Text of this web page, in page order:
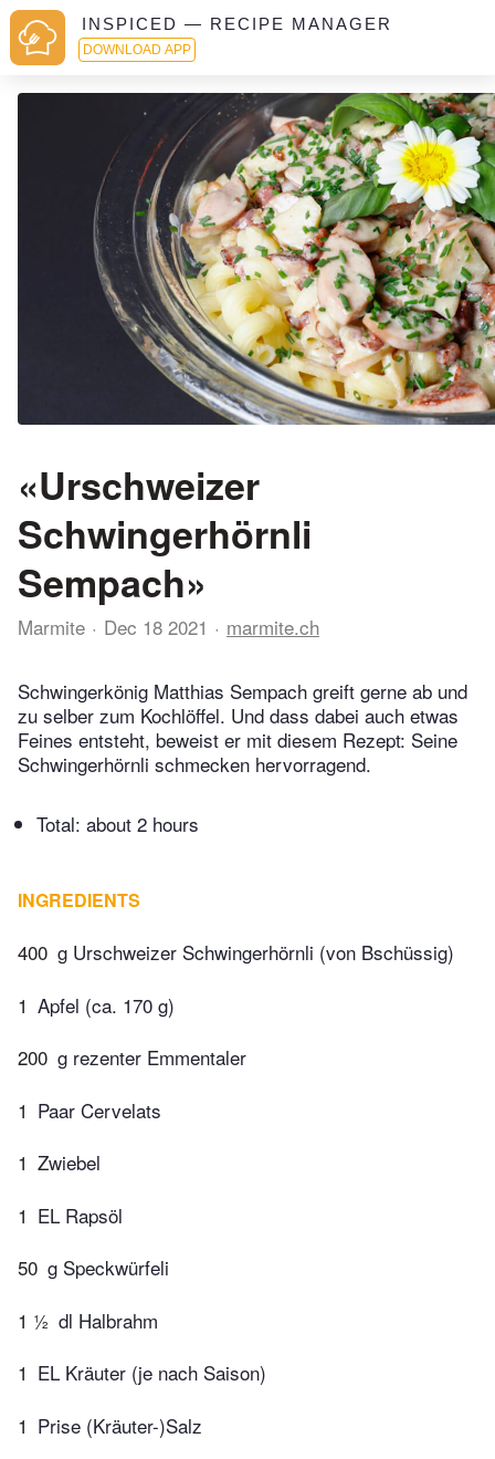
INSPICED — RECIPE MANAGER
DOWNLOAD APP
«Urschweizer
Schwingerhörnli
Sempach»
Marmite Dec 18 2021 marmite.ch
Schwingerkönig Matthias Sempach greift gerne ab und
zu selber zum Kochlöffel. Und dass dabei auch etwas
Feines entsteht, beweist er mit diesem Rezept: Seine
Schwingerhörnli schmecken hervorragend.
Total: about 2 hours
INGREDIENTS
400 g Urschweizer Schwingerhörnli (von Bschüssig)
1 Apfel (ca. 170 g)
200 g rezenter Emmentaler
1 Paar Cervelats
1 Zwiebel
1 EL Rapsöl
50 g Speckwürfeli
1 ½ dl Halbrahm
1 EL Kräuter (je nach Saison)
1 Prise (Kräuter-)Salz